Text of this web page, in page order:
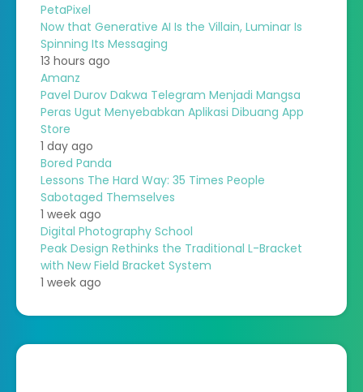
PetaPixel
Now that Generative AI Is the Villain, Luminar Is
Spinning Its Messaging
13 hours ago
Amanz
Pavel Durov Dakwa Telegram Menjadi Mangsa
Peras Ugut Menyebabkan Aplikasi Dibuang App
Store
1 day ago
Bored Panda
Lessons The Hard Way: 35 Times People
Sabotaged Themselves
1 week ago
Digital Photography School
Peak Design Rethinks the Traditional L-Bracket
with New Field Bracket System
1 week ago